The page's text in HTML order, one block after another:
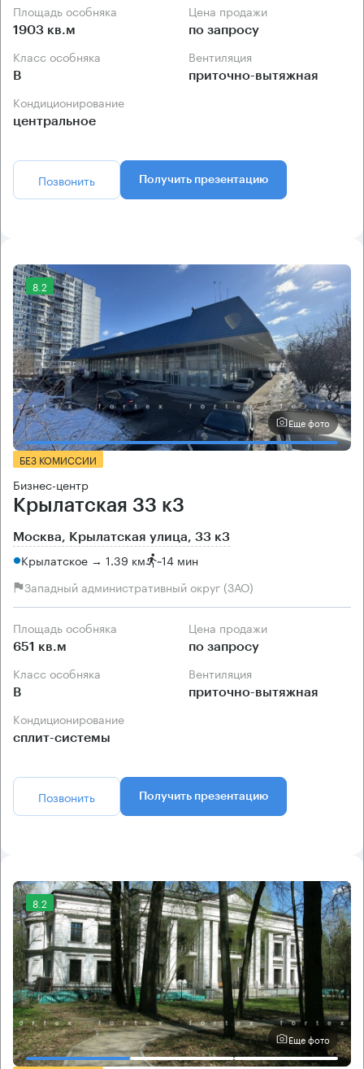
Площадь особняка
1903 кв.м
Цена продажи
по запросу
Класс особняка
B
Вентиляция
приточно-вытяжная
Кондиционирование
центральное
Позвонить Получить презентацию
8.2
Еще фото
БЕЗ КОМИССИИ
Бизнес-центр
Крылатская 33 к3
Москва, Крылатская улица, 33 к3
Крылатское → 1.39 км ~14 мин
Западный административный округ (ЗАО)
Площадь особняка
651 кв.м
Цена продажи
по запросу
Класс особняка
B
Вентиляция
приточно-вытяжная
Кондиционирование
сплит-системы
Позвонить Получить презентацию
8.2
Еще фото